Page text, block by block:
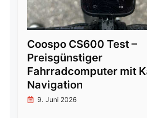
Coospo CS600 Test –
Preisgünstiger
Fahrradcomputer mit
Navigation
9. Juni 2026